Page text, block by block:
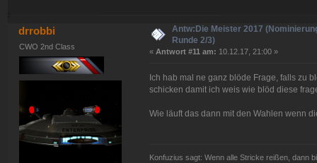
drrobbi
CWO 2nd Class
Antw:Die Meister 2017
Runde 2/3)
« Antwort #11 am: 10.12.17, 21:00 »
Ich hab mal ne ganz blöde Frage, falls zu
schicken damit ich weis wie blöd diese
Wie läuft das dann mit den Wahlen wenn
Konfuzius sagt: Wenn alle Stricke reißen, dann